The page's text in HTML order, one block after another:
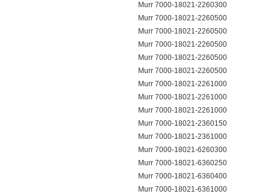
Murr 7000-18021-2260300
Murr 7000-18021-2260500
Murr 7000-18021-2260500
Murr 7000-18021-2260500
Murr 7000-18021-2260500
Murr 7000-18021-2260500
Murr 7000-18021-2261000
Murr 7000-18021-2261000
Murr 7000-18021-2261000
Murr 7000-18021-2360150
Murr 7000-18021-2361000
Murr 7000-18021-6260300
Murr 7000-18021-6360250
Murr 7000-18021-6360400
Murr 7000-18021-6361000